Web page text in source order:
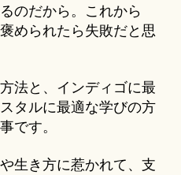
のだから。これから
められたら失敗だと思
法と、インディゴに最
タルに最適な学びの方
です。
生き方に惹かれて、支